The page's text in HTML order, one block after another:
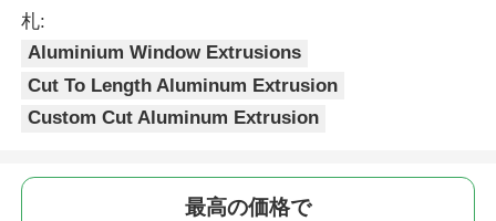
アルミニウム窓のプロフィール
アルミニウム製ドアプロファイル
工業用アルミニウム挤出
札:
Aluminium Window Extrusions
Cut To Length Aluminum Extrusion
Custom Cut Aluminum Extrusion
最高の価格で